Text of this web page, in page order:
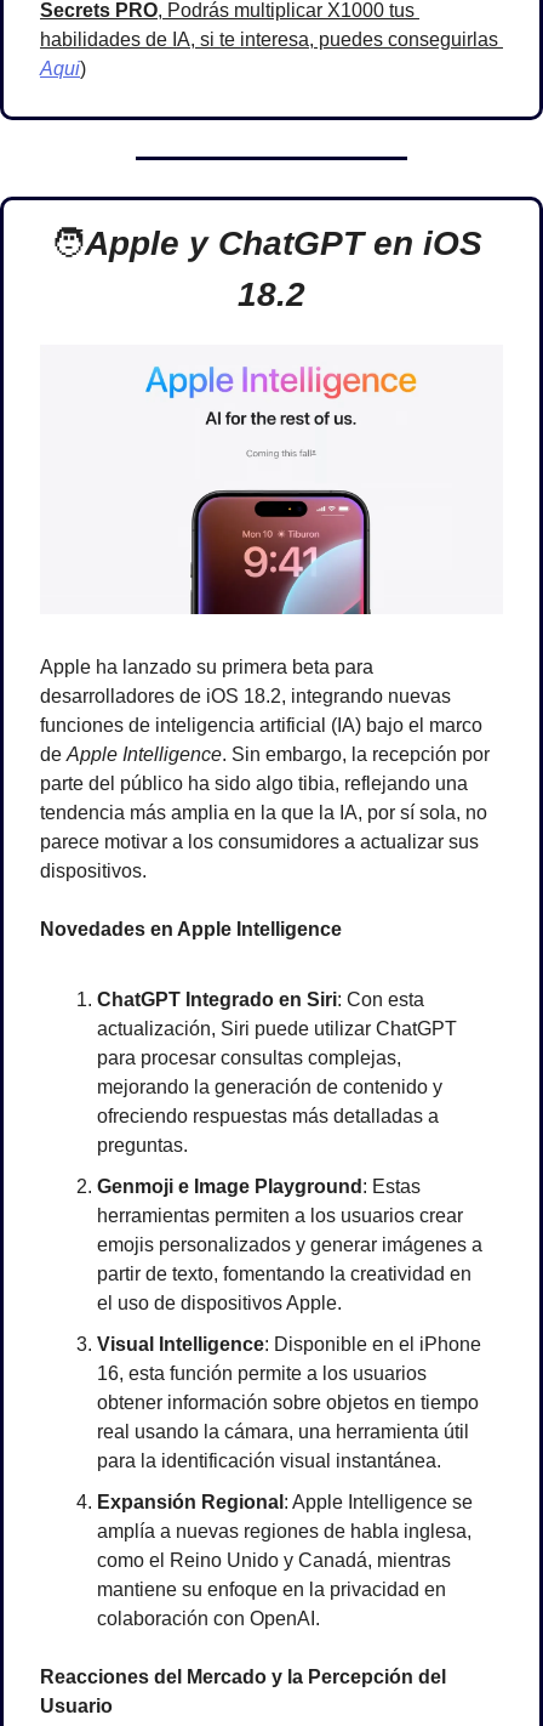
Secrets PRO, Podrás multiplicar X1000 tus
Aqui)
🧑Apple y ChatGPT en iOS
18.2
Apple ha lanzado su primera beta para
desarrolladores de iOS 18.2, integrando nuevas
funciones de inteligencia artificial (IA) bajo el marco
de Apple Intelligence. Sin embargo, la recepción por
parte del público ha sido algo tibia, reflejando una
tendencia más amplia en la que la IA, por sí sola, no
parece motivar a los consumidores a actualizar sus
dispositivos.
Novedades en Apple Intelligence
ChatGPT Integrado en Siri: Con esta
actualización, Siri puede utilizar ChatGPT
para procesar consultas complejas,
mejorando la generación de contenido y
ofreciendo respuestas más detalladas a
preguntas.
Genmoji e Image Playground : Estas
herramientas permiten a los usuarios crear
emojis personalizados y generar imágenes a
partir de texto, fomentando la creatividad en
el uso de dispositivos Apple.
Visual Intelligence: Disponible en el iPhone
16, esta función permite a los usuarios
obtener información sobre objetos en tiempo
real usando la cámara, una herramienta útil
para la identificación visual instantánea.
Expansión Regional : Apple Intelligence se
amplía a nuevas regiones de habla inglesa,
como el Reino Unido y Canadá, mientras
mantiene su enfoque en la privacidad en
colaboración con OpenAI.
Reacciones del Mercado y la Percepción del
Usuario